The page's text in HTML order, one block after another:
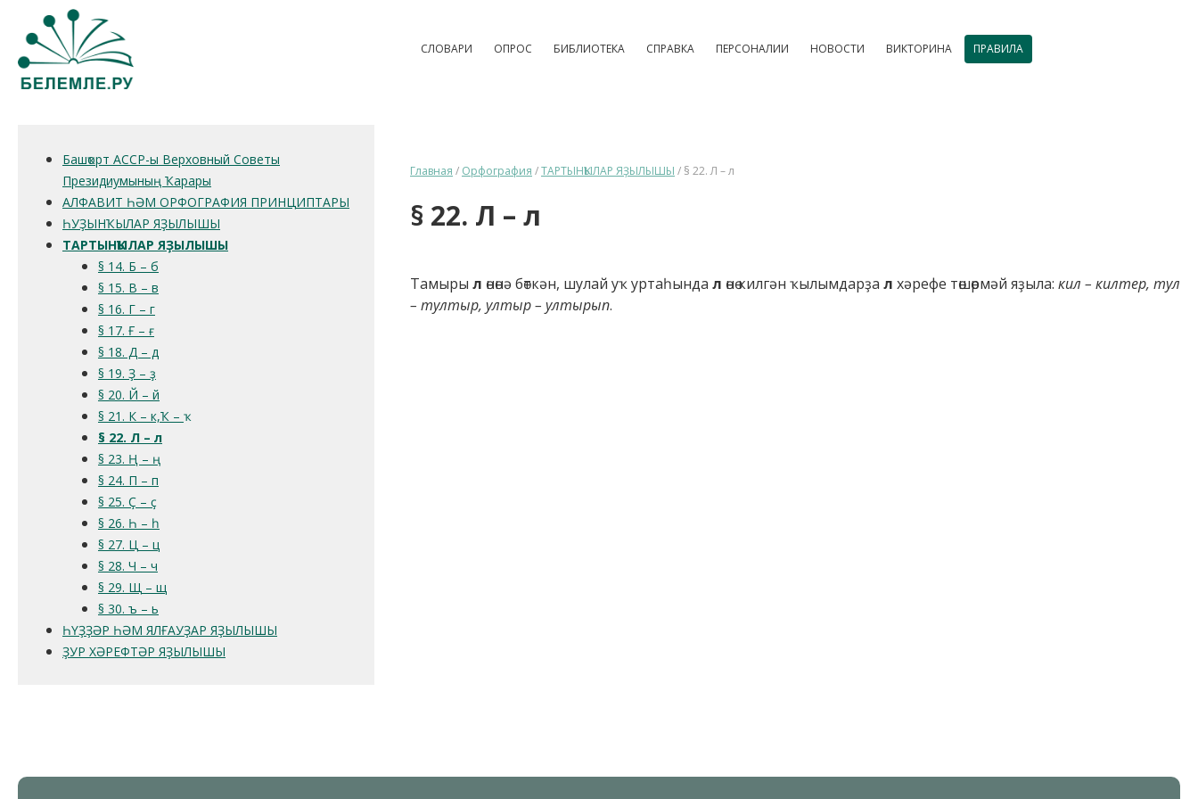
СЛОВАРИ ОПРОС БИБЛИОТЕКА СПРАВКА ПЕРСОНАЛИИ НОВОСТИ ВИКТОРИНА ПРАВИЛА
Башҡорт АССР-ы Верховный Советы
Президиумының Ҡарары
АЛФАВИТ ҺӘМ ОРФОГРАФИЯ ПРИНЦИПТАРЫ
ҺУҘЫНҠЫЛАР ЯҘЫЛЫШЫ
ТАРТЫНҠЫЛАР ЯҘЫЛЫШЫ
§ 14. Б – б
§ 15. В – в
§ 16. Г – г
§ 17. Ғ – ғ
§ 18. Д – д
§ 19. Ҙ – ҙ
§ 20. Й – й
§ 21. К – к,Ҡ – ҡ
§ 22. Л – л
§ 23. Ң – ң
§ 24. П – п
§ 25. Ҫ – ҫ
§ 26. Һ – һ
§ 27. Ц – ц
§ 28. Ч – ч
§ 29. Щ – щ
§ 30. ъ – ь
ҺҮҘҘӘР ҺӘМ ЯЛҒАУҘАР ЯҘЫЛЫШЫ
ҘУР ХӘРЕФТӘР ЯҘЫЛЫШЫ
Главная / Орфография /ТАРТЫНҠЫЛАР ЯҘЫЛЫШЫ / § 22. Л – л
§ 22. Л – л
Тамыры л өнөнә бөткән, шулай уҡ уртаһында л өнө килгән ҡылымдарҙа л хәрефе төшөрмәй яҙыла: кил – килтер, тул
– тултыр, ултыр – ултырып.